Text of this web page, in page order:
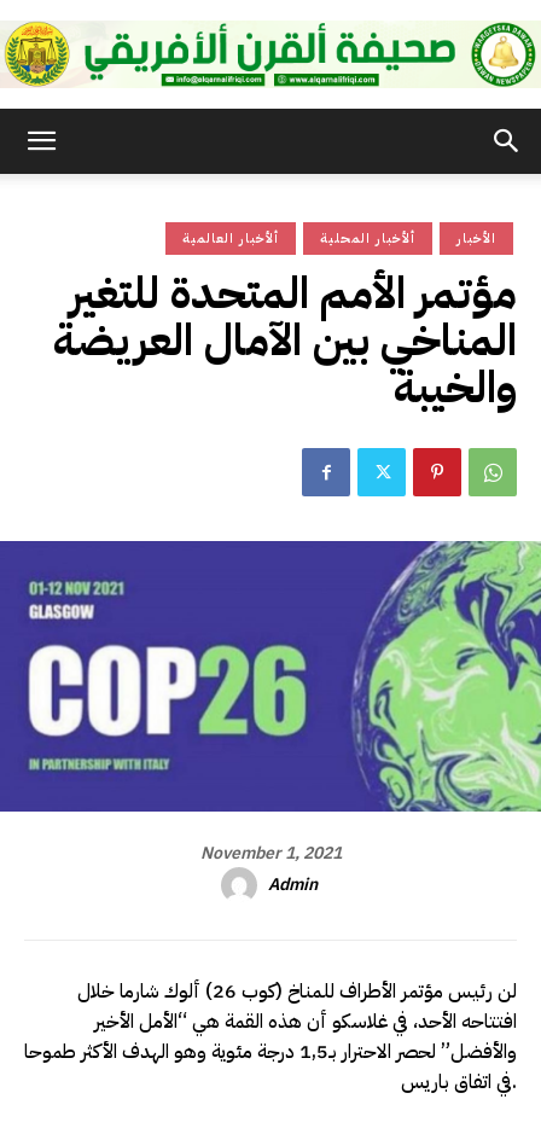
القرن
الأفريقي
ألأخبار العالمية ألأخبار المحلية الأخبار
مؤتمر الأمم المتحدة للتغير
المناخي بين الآمال العريضة
والخيبة
November 1, 2021
Admin
لن رئيس مؤتمر الأطراف للمناخ (كوب 26) ألوك شارما خلال
افتتاحه الأحد، في غلاسكو أن هذه القمة هي “الأمل الأخير
والأفضل” لحصر الاحترار بـ1,5 درجة مئوية وهو الهدف الأكثر طموحا
في اتفاق باريس.